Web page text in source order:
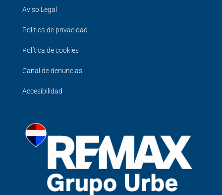
Aviso Legal
Política de privacidad
Política de cookies
Canal de denuncias
Accesibilidad